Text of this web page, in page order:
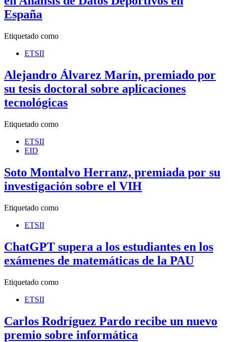
España
Etiquetado como
ETSII
Alejandro Álvarez Marín, premiado por
su tesis doctoral sobre aplicaciones
tecnológicas
Etiquetado como
ETSII
EID
Soto Montalvo Herranz, premiada por su
investigación sobre el VIH
Etiquetado como
ETSII
ChatGPT supera a los estudiantes en los
exámenes de matemáticas de la PAU
Etiquetado como
ETSII
Carlos Rodríguez Pardo recibe un nuevo
premio sobre informática